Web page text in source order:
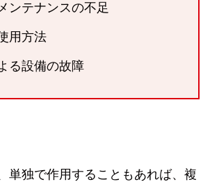
ンテナンスの不足
用方法
る設備の故障
単独で作用することもあれば、複